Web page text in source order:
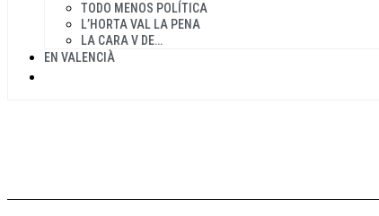
TODO MENOS POLÍTICA
L’HORTA VAL LA PENA
LA CARA V DE…
EN VALENCIÀ